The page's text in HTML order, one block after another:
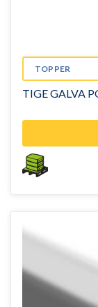
TOPPER
TIGE GALVA